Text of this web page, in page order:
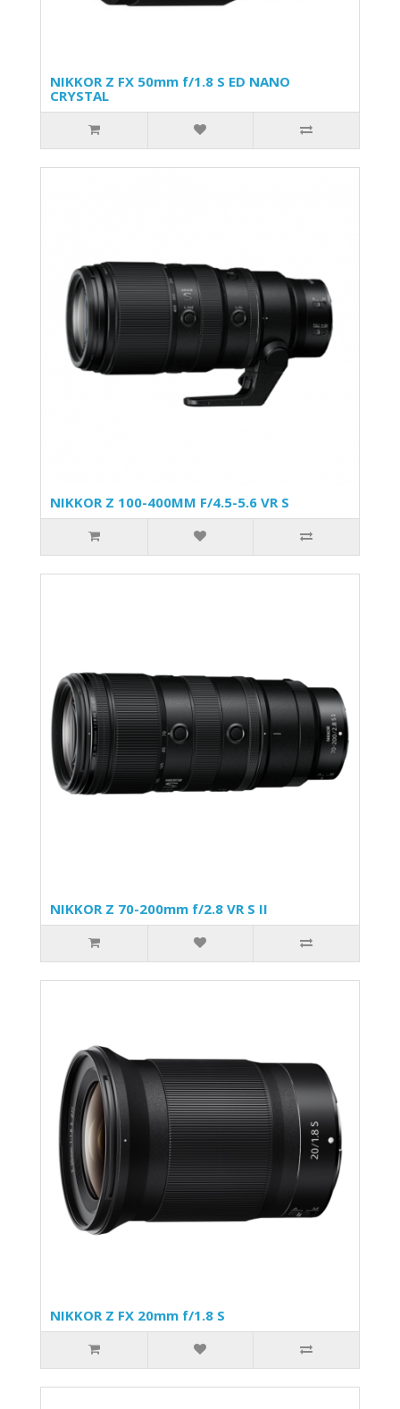
NIKKOR Z FX 50mm f/1.8 S ED NANO
CRYSTAL
NIKKOR Z 100-400MM F/4.5-5.6 VR S
NIKKOR Z 70-200mm f/2.8 VR S II
NIKKOR Z FX 20mm f/1.8 S